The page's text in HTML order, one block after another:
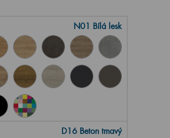
N01 Bílá lesk
D16 Beton tmavý